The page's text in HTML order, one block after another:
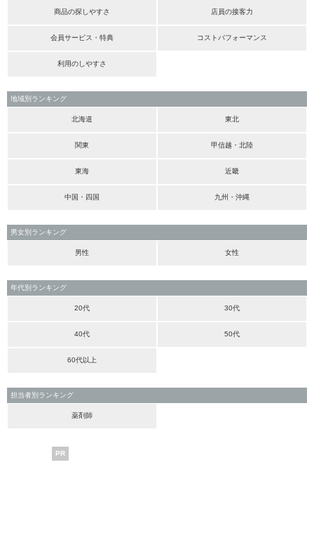
商品の探しやすさ 店員の接客力
会員サービス・特典 コストパフォーマンス
利用のしやすさ
地域別ランキング
北海道 東北
関東 甲信越・北陸
東海 近畿
中国・四国 九州・沖縄
男女別ランキング
男性 女性
年代別ランキング
20代 30代
40代 50代
60代以上
担当者別ランキング
薬剤師
PR